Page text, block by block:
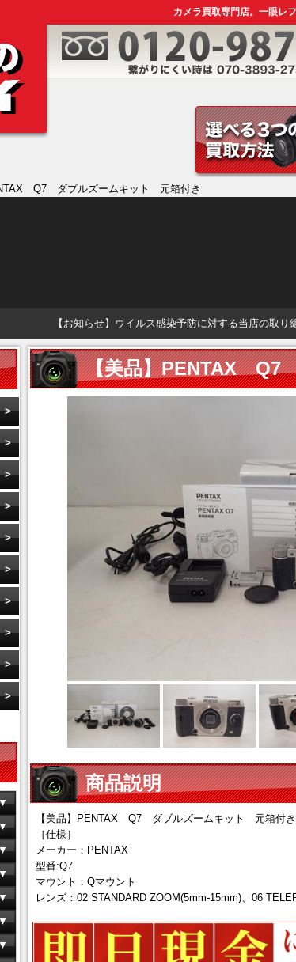
カメラ買取専門店。一眼レ
Q7 ダブルズームキット 元箱付き
【お知らせ】ウイルス感染予防に対する当店の取り
【美品】PENTAX
商品説明
【美品】PENTAX Q7 ダブルズームキット 元箱付き
［仕様］
メーカー：PENTAX
型番:Q7
マウント：Qマウント
レンズ：02 STANDARD ZOOM(5mm-15mm)、06